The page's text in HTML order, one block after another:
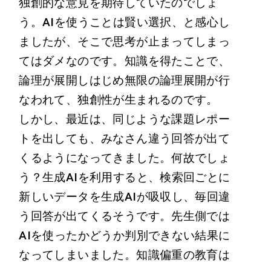
独創的な意見を期待していたのでしょ
う。AIを使うことは賢い選択、と感心し
ましたが、そこで思考が止まってしまっ
てはダメなのです。知識を得たことで、
論理が展開しはじめ無限の論理展開が行
なわれて、独創性が生まれるのです。
しかし、最近は、同じような課題レポー
トを出しても、みなさん違う回答が出て
くるようになってきました。何故でしょ
う？生成AIを利用すると、検索回ごとに
新しいデータを生成AIが吸収し、毎回違
う回答が出てくるそうです。先生側では
AIを使ったかどうか判別できない結果に
なってしまいました。知識偏重の教育は